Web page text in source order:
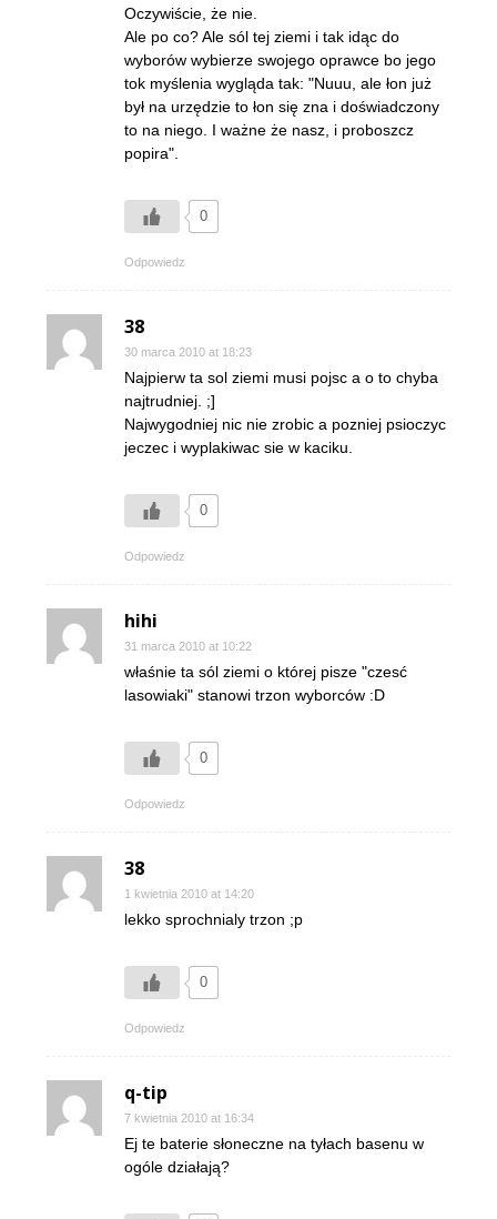
Oczywiście, że nie.
Ale po co? Ale sól tej ziemi i tak idąc do
wyborów wybierze swojego oprawce bo jego
tok myślenia wygląda tak: "Nuuu, ale łon już
był na urzędzie to łon się zna i doświadczony
to na niego. I ważne że nasz, i proboszcz
popira".
0
Odpowiedz
38
30 marca 2010 at 18:23
Najpierw ta sol ziemi musi pojsc a o to chyba
najtrudniej. ;]
Najwygodniej nic nie zrobic a pozniej psioczyc
jeczec i wyplakiwac sie w kaciku.
0
Odpowiedz
hihi
31 marca 2010 at 10:22
właśnie ta sól ziemi o której pisze "czesć
lasowiaki" stanowi trzon wyborców :D
0
Odpowiedz
38
1 kwietnia 2010 at 14:20
lekko sprochnialy trzon ;p
0
Odpowiedz
q-tip
7 kwietnia 2010 at 16:34
Ej te baterie słoneczne na tyłach basenu w
ogóle działają?